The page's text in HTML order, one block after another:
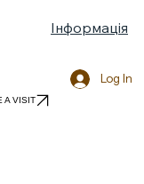
Інформація